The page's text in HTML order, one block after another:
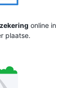
online in
plaatse.